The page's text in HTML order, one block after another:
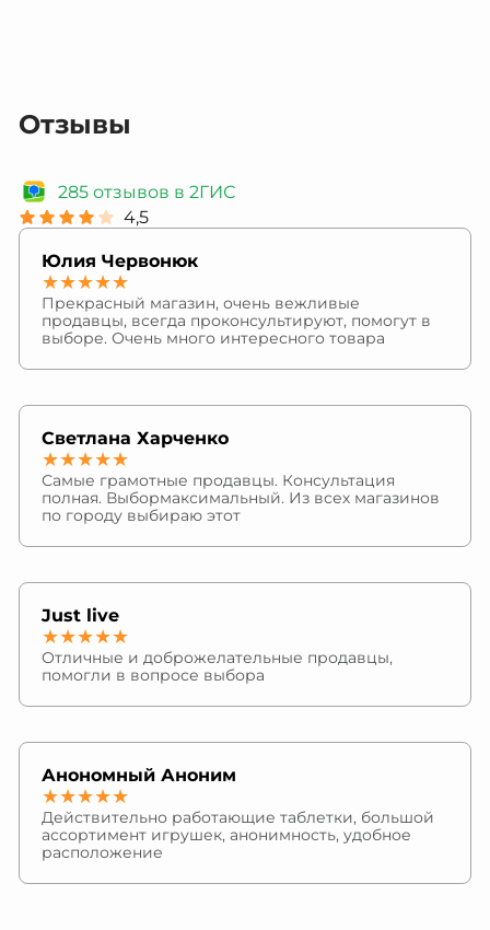
Отзывы
285 отзывов в 2ГИС
4,5
Юлия Червонюк
★★★★★
Прекрасный магазин, очень вежливые
продавцы, всегда проконсультируют, помогут в
выборе. Очень много интересного товара
Светлана Харченко
★★★★★
Самые грамотные продавцы. Консультация
полная. Выбормаксимальный. Из всех магазинов
по городу выбираю этот
Just live
★★★★★
Отличные и доброжелательные продавцы,
помогли в вопросе выбора
Анономный Аноним
★★★★★
Действительно работающие таблетки, большой
ассортимент игрушек, анонимность, удобное
расположение